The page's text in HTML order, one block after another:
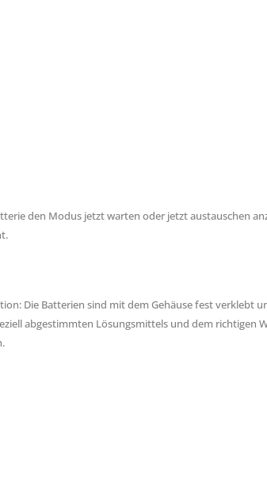
den Modus jetzt warten oder jetzt austauschen
Die Batterien sind mit dem Gehäuse fest verklebt
abgestimmten Lösungsmittels und dem richtigen